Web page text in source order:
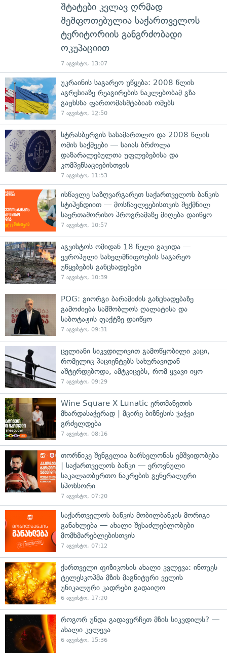
შტატები კვლავ ღრმად
შეშფოთებულია საქართველოს
ტერიტორიის განგრძობადი
ოკუპაციით
7 აგვისტო, 13:07
უკრაინის საგარეო უწყება: 2008 წლის
აგრესიაზე რეაგირების ნაკლებობამ გზა
გაუხსნა ფართომასშტაბიან ომებს
7 აგვისტო, 12:50
სტრასბურგის სასამართლო და 2008 წლის
ომის საქმეები — საიას ბრძოლა
დაზარალებულთა უფლებებისა და
კომპენსაციებისთვის
7 აგვისტო, 11:53
ისწავლე საზღვარგარეთ საქართველოს ბანკის
სტიპენდიით — მოსწავლეებისთვის შექმნილ
საერთაშორისო პროგრამაზე მიღება დაიწყო
7 აგვისტო, 10:57
აგვისტოს ომიდან 18 წელი გავიდა —
ევროპული სახელმწიფოების საგარეო
უწყებების განცხადებები
7 აგვისტო, 10:39
POG: გიორგი ბარამიძის განცხადებაზე
გამოძიება სამშობლოს ღალატისა და
საბოტაჟის ფაქტზე დაიწყო
7 აგვისტო, 09:31
ცელიანი სიკვდილივით გამოწყობილი კაცი,
რომელიც პაციენტებს სახურავიდან
აშტერდებოდა, ამტკიცებს, რომ ყვავი იყო
7 აგვისტო, 09:29
Wine Square X Lunatic ერთმანეთის
მხარდასაჭერად | მცირე ბიზნესის ჯაჭვი
გრძელდება
7 აგვისტო, 08:16
თორნიკე შენგელია ბარსელონას ემშვიდობება
| საქართველოს ბანკი — ეროვნული
საკალათბურთო ნაკრების გენერალური
სპონსორი
7 აგვისტო, 07:20
საქართველოს ბანკის მობილბანკის მორიგი
განახლება — ახალი შესაძლებლობები
მომხმარებლებისთვის
7 აგვისტო, 07:12
ქართველი ფიზიკოსის ახალი კვლევა: ინოუეს
ტელესკოპმა მზის მაგნიტური ველის
უნიკალური კადრები გადაიღო
6 აგვისტო, 17:20
როგორ უნდა გადავურჩეთ მზის სიკვდილს? —
ახალი კვლევა
6 აგვისტო, 15:36